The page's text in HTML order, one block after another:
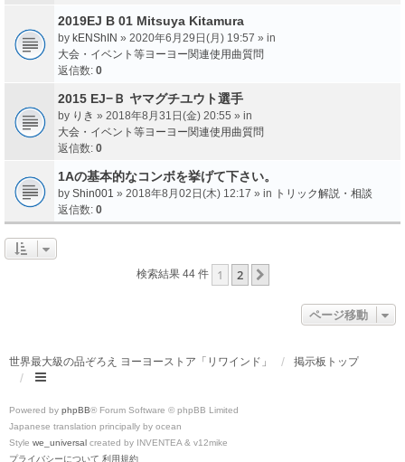
2019EJ B 01 Mitsuya Kitamura
by kENShIN » 2020年6月29日(月) 19:57 » in
大会・イベント等ヨーヨー関連使用曲質問
返信数: 0
2015 EJ−Ｂ ヤマグチユウト選手
by りき » 2018年8月31日(金) 20:55 » in
大会・イベント等ヨーヨー関連使用曲質問
返信数: 0
1Aの基本的なコンボを挙げて下さい。
by Shin001 » 2018年8月02日(木) 12:17 » in トリック解説・相談
返信数: 0
検索結果 44 件 1 2
ページ移動
世界最大級の品ぞろえ ヨーヨーストア「リワインド」 掲示板トップ
Powered by phpBB® Forum Software © phpBB Limited
Japanese translation principally by ocean
Style we_universal created by INVENTEA & v12mike
プライバシーについて 利用規約